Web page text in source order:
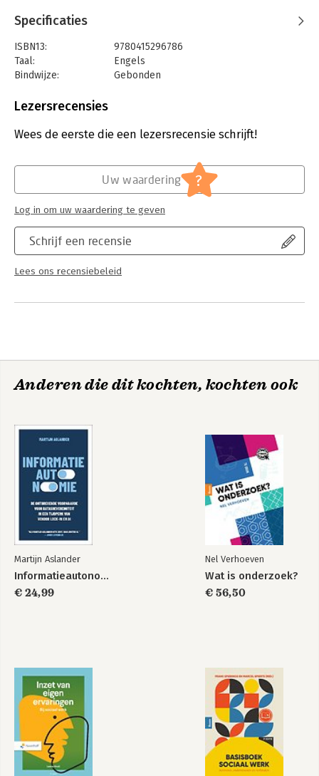
* International trade
* The role of the world economy
This accessible and intriguing book is a must, not only for
students and academics working in the field, but will also
in the modern global political economy.
Specificaties
ISBN13:
9780415296786
Taal:
Engels
Bindwijze:
Gebonden
Uitgever:
Hoofdrubriek:
Mens en maatschappij ,Economie
Routledge Frontiers of Political Economy
Lezersrecensies
Wees de eerste die een lezersrecensie schrijft!
Schrijf een recensie
Lees ons recensiebeleid
Uw waardering ?
Log in om uw waardering te geven
Anderen die dit kochten, kochten ook
Martijn Aslander
Informatieautonomie
€ 24,99
Nel Verhoeven
Wat is onderzoek?
€ 56,50